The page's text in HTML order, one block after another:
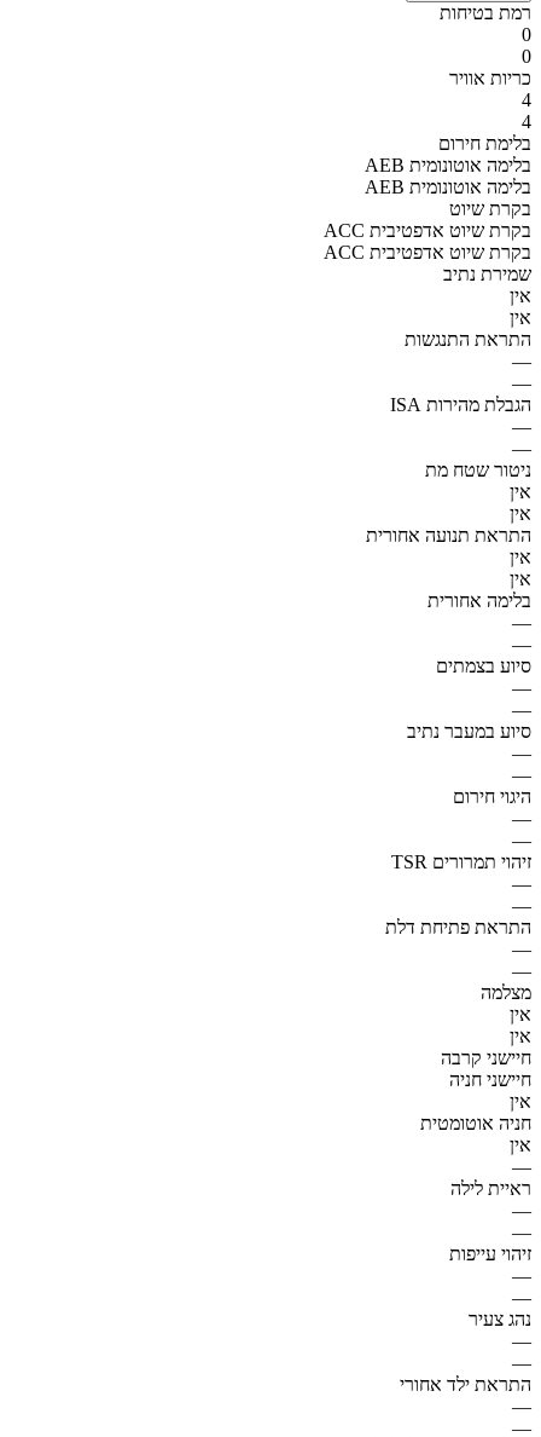
רמת בטיחות
0
0
כריות אוויר
4
4
בלימת חירום
AEB בלימה אוטונומית
AEB בלימה אוטונומית
בקרת שיוט
ACC בקרת שיוט אדפטיבית
ACC בקרת שיוט אדפטיבית
שמירת נתיב
אין
אין
התראת התנגשות
—
—
הגבלת מהירות ISA
—
—
ניטור שטח מת
אין
אין
התראת תנועה אחורית
אין
אין
בלימה אחורית
—
—
סיוע בצמתים
—
—
סיוע במעבר נתיב
—
—
היגוי חירום
—
—
זיהוי תמרורים TSR
—
—
התראת פתיחת דלת
—
—
מצלמה
אין
אין
חיישני קרבה
חיישני חניה
אין
חניה אוטומטית
אין
—
ראיית לילה
—
—
זיהוי עייפות
—
—
נהג צעיר
—
—
התראת ילד אחורי
—
—